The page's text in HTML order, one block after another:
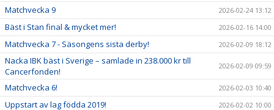
Matchvecka 9 2026-02-24 13:12
Bäst i Stan final & mycket mer! 2026-02-16 14:00
Matchvecka 7 - Säsongens sista derby! 2026-02-09 18:12
Nacka IBK bäst i Sverige – samlade in 238.000 kr till
Cancerfonden!
2026-02-09 09:59
Matchvecka 6! 2026-02-03 10:40
Uppstart av lag födda 2019! 2026-02-02 10:00